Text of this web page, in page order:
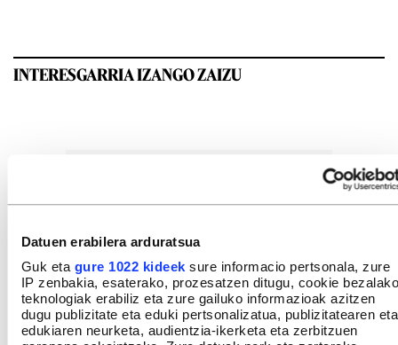
Datuen erabilera arduratsua
Guk eta gure 1022 kideek sure informacio pertsonala, zure
IP zenbakia, esaterako, prozesatzen ditugu, cookie bezalako
teknologiak erabiliz eta zure gailuko informazioak azitzen
dugu publizitate eta eduki pertsonalizatua, publizitatearen eta
edukiaren neurketa, audientzia-ikerketa eta zerbitzuen
INTERESGARRIA IZANGO ZAIZU